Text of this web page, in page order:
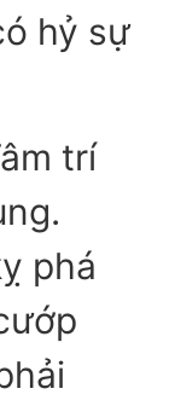
hỷ sự
trí
phá